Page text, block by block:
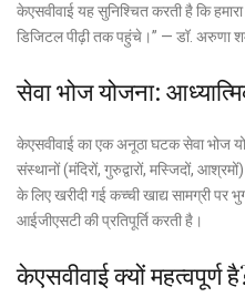
केएसवीवाई यह सुनिश्चित करती है कि
डिजिटल पीढ़ी तक पहुंचे।” — डॉ. अरुणा
सेवा भोज योजना:
केएसवीवाई का एक अनूठा घटक सेवा भोज
संस्थानों (मंदिरों, गुरुद्वारों, मस्जिदों,
के लिए खरीदी गई कच्ची खाद्य सामग्री पर
आईजीएसटी की प्रतिपूर्ति करती है।
केएसवीवाई क्यों महत्वपूर्ण